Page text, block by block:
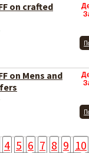
on crafted
on Mens and
4 5 6 7 8 9 10